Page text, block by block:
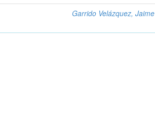
Garrido Velázquez, Jaime